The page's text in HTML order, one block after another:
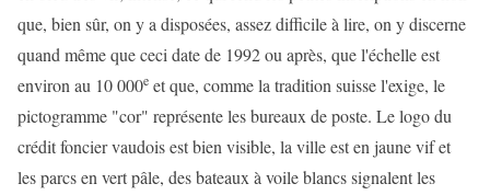
que, bien sûr, on y a disposées, assez difficile à lire, on y discerne
quand même que ceci date de 1992 ou après, que l'échelle est
environ au 10 000e et que, comme la tradition suisse l'exige, le
pictogramme "cor" représente les bureaux de poste. Le logo du
crédit foncier vaudois est bien visible, la ville est en jaune vif et
les parcs en vert pâle, des bateaux à voile blancs signalent les